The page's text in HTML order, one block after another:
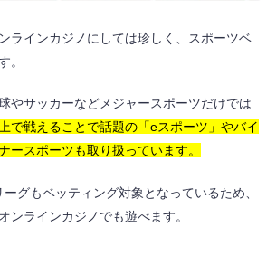
ラインカジノにしては珍しく、スポーツベ
。
やサッカーなどメジャースポーツだけでは
で戦えることで話題の「eスポーツ」やバイ
ースポーツも取り扱っています。
グもベッティング対象となっているため、
ンラインカジノでも遊べます。